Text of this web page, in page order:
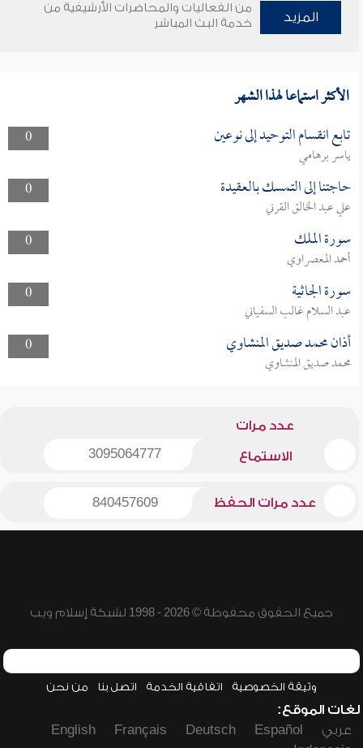
المزيد
من الفعاليات والمحاضرات الأرشيفية من
خدمة البث المباشر
الأكثر استماعا لهذا الشهر
0 تابع انقسام التوحيد إلى نوعين
ياسر برهامي
0
حاجتنا إلى التمسك بالعقيدة
علي عبد الخالق القرني
0
سورة الملك
أحمد المعصراوي
0
سورة الجاثية
عبد السلام غالب السفياني
0
أذان محمد صديق المنشاوي
محمد صديق المنشاوي
عدد مرات
الاستماع 3095064777
عدد مرات الحفظ 840457609
جميع الحقوق محفوظة © 2026 - 1998 لشبكة إسلام ويب
وثيقة الخصوصية اتفاقية الخدمة اتصل بنا من نحن
لغات الموقع:
عربي
Español
Deutsch
Français
English